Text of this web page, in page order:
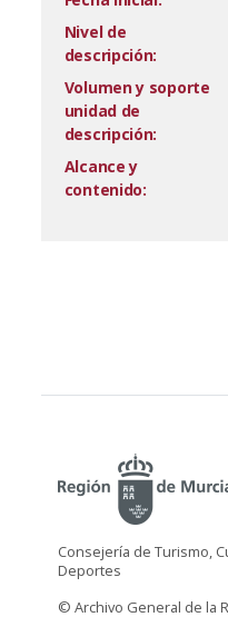
Nivel de
descripción:
Volumen y soporte
unidad de
descripción:
Alcance y
contenido:
Consejería de Turismo,
Deportes
© Archivo General de la